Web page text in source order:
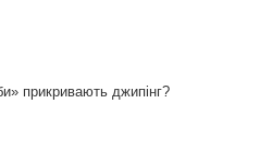
прикривають джипінг?